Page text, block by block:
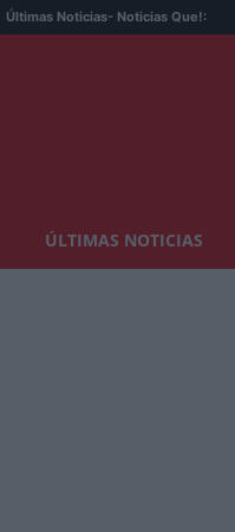
Últimas Noticias- Noticias Que!:
ÚLTIMAS NOTICIAS